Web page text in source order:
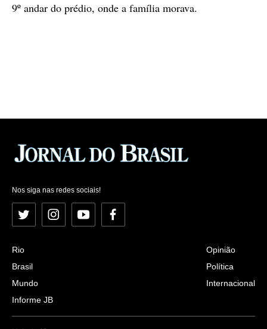
9º andar do prédio, onde a família morava.
Nos siga nas redes sociais!
Twitter InstagramYouTubeFacebook
Rio
Brasil
Mundo
Informe JB
Opinião
Política
Internacional